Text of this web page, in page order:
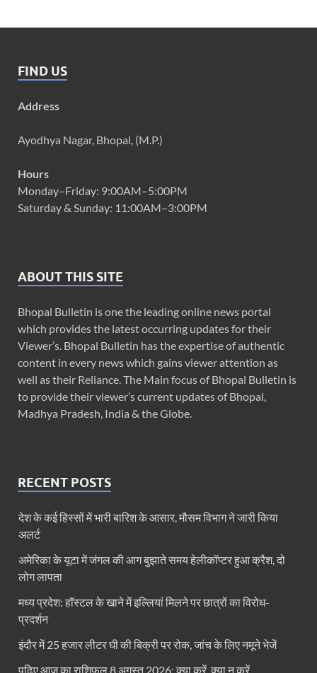
FIND US
Address
Ayodhya Nagar, Bhopal, (M.P.)
Hours
Monday–Friday: 9:00AM–5:00PM
Saturday & Sunday: 11:00AM–3:00PM
ABOUT THIS SITE
Bhopal Bulletin is one the leading online news portal
which provides the latest occurring updates for their
Viewer’s. Bhopal Bulletin has the expertise of authentic
content in every news which gains viewer attention as
well as their Reliance. The Main focus of Bhopal Bulletin is
to provide their viewer’s current updates of Bhopal,
Madhya Pradesh, India & the Globe.
RECENT POSTS
देश के कई हिस्सों में भारी बारिश के आसार, मौसम विभाग ने जारी किया
अलर्ट
अमेरिका के यूटा में जंगल की आग बुझाते समय हेलीकॉप्टर हुआ क्रैश, दो
लोग लापता
मध्य प्रदेश: हॉस्टल के खाने में इल्लियां मिलने पर छात्रों का विरोध-
प्रदर्शन
इंदौर में 25 हजार लीटर घी की बिक्री पर रोक, जांच के लिए नमूने भेजें
पढ़िए आज का राशिफल 8 अगस्त 2026: क्या करें, क्या न करें…